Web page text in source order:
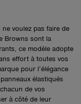
voulez pas faire de
Browns sont la
ce modèle adopte
effort à toutes vos
pour l’élégance
élastiqués
de vos
à côté de leur